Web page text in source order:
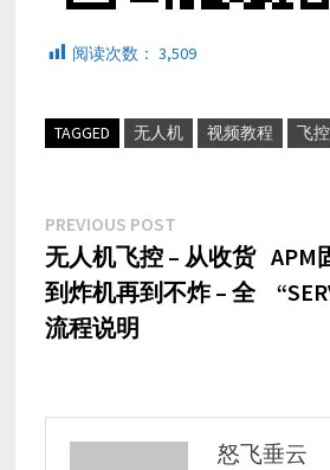
阅读次数： 3,509
TAGGED 无人机 视频教程 飞控
文
章
导
PREVIOUS POSTPrevious
post:
无人机飞控 – 从收货
到炸机再到不炸 – 全
流程说明
APM
怒飞垂云